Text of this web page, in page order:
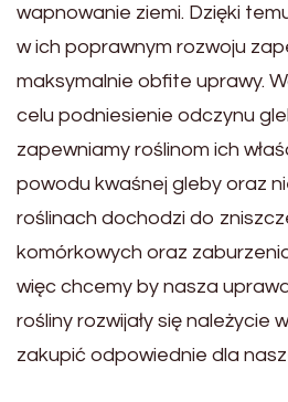
wapnowanie ziemi. Dzięki
w ich poprawnym rozwoju
maksymalnie obfite uprawy.
celu podniesienie odczynu
zapewniamy roślinom ich
powodu kwaśnej gleby oraz
roślinach dochodzi do
komórkowych oraz
więc chcemy by nasza
rośliny rozwijały się należycie
zakupić odpowiednie dla